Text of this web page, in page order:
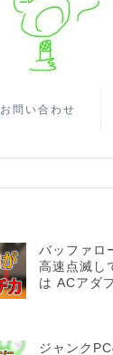
お問い合わせ
バッファロ
高速点滅し
は ACアダ
ジャンク